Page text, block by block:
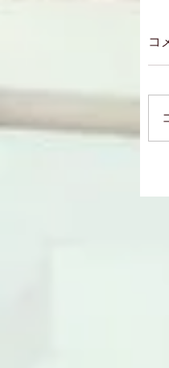
コ